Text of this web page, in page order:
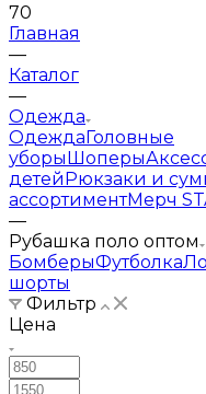
70
Главная
—
Каталог
—
Одежда
ОдеждаГоловные
уборыШоперы
детейРюкзаки и
ассортиментМерч
—
Рубашка поло оптом
БомберыФутболка
шорты
Фильтр
Цена